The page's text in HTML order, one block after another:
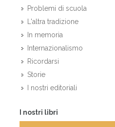
Problemi di scuola
L'altra tradizione
In memoria
Internazionalismo
Ricordarsi
Storie
I nostri editoriali
I nostri libri